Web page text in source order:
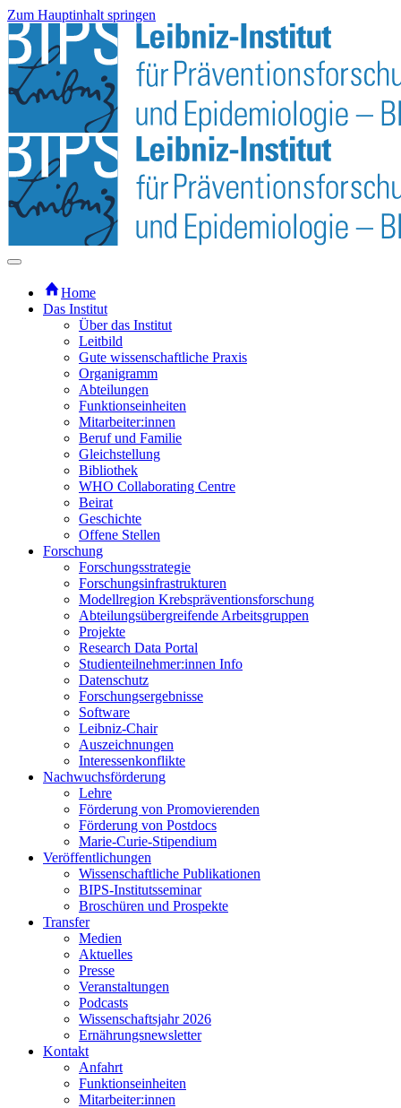
Zum Hauptinhalt springen
Home
Das Institut
Über das Institut
Leitbild
Gute wissenschaftliche Praxis
Organigramm
Abteilungen
Funktionseinheiten
Mitarbeiter:innen
Beruf und Familie
Gleichstellung
Bibliothek
WHO Collaborating Centre
Beirat
Geschichte
Offene Stellen
Forschung
Forschungsstrategie
Forschungsinfrastrukturen
Modellregion Krebspräventionsforschung
Abteilungsübergreifende Arbeitsgruppen
Projekte
Research Data Portal
Studienteilnehmer:innen Info
Datenschutz
Forschungsergebnisse
Software
Leibniz-Chair
Auszeichnungen
Interessenkonflikte
Nachwuchsförderung
Lehre
Förderung von Promovierenden
Förderung von Postdocs
Marie-Curie-Stipendium
Veröffentlichungen
Wissenschaftliche Publikationen
BIPS-Institutsseminar
Broschüren und Prospekte
Transfer
Medien
Aktuelles
Presse
Veranstaltungen
Podcasts
Wissenschaftsjahr 2026
Ernährungsnewsletter
Kontakt
Anfahrt
Funktionseinheiten
Mitarbeiter:innen